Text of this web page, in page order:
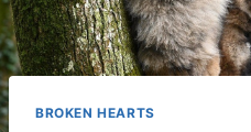
BROKEN HEARTS